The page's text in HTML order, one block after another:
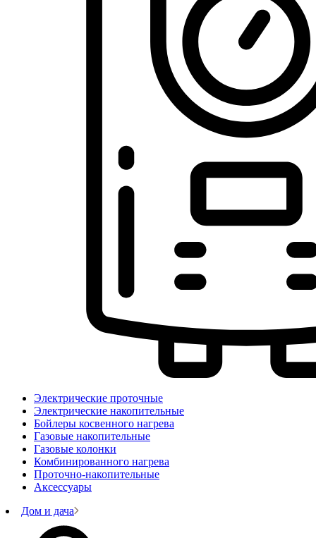
Электрические проточные
Электрические накопительные
Бойлеры косвенного нагрева
Газовые накопительные
Газовые колонки
Комбинированного нагрева
Проточно-накопительные
Аксессуары
Дом и дача